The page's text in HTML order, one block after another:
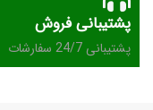
پشتیبانی فروش
پشتیبانی 24/7 سفارشات